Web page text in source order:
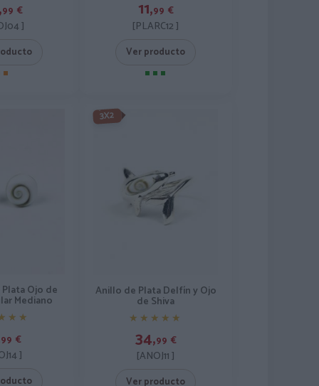
99 €
]
11,99 €
[PLARC12 ]
Ver producto
Ojo de
Mediano
99 €
]
3X2
Anillo de Plata Delfín y Ojo
de Shiva
★★★★★
★★★★★
34,99 €
[ANOJ11 ]
Ver producto